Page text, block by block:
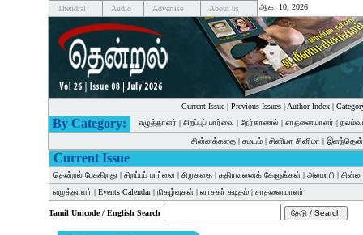
Thendral Audio Advertise About us ஆக. 10, 2026
Current Issue| Previous Issues| Author Index|
By Category: எழுத்தாளர் | சிறப்புப் பார்வை | நேர்காணல் | சாதனையாளர் |
சின்னக்கதை | சமயம் | சினிமா சினிமா |
Current Issue
தென்றல் பேசுகிறது | சிறப்புப் பார்வை | சிறுகதை | கதிரவனைக் கேளுங்கள் | அலமாரி |
எழுத்தாளர் | Events Calendar| நிகழ்வுகள் | வாசகர் கடிதம் | சாதனையாளர்
Tamil Unicode / English Search